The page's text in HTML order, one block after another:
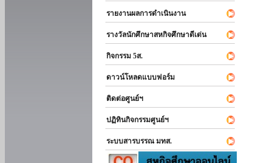
รายงานผลการดำเนินงาน
รางวัลนักศึกษาสหกิจศึกษาดีเด่น
กิจกรรม 5ส.
ดาวน์โหลดแบบฟอร์ม
ติดต่อศูนย์ฯ
ปฏิทินกิจกรรมศูนย์ฯ
ระบบสารบรรณ มทส.